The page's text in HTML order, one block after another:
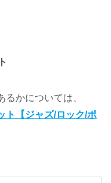
かについては、
ト【ジャズ/ロック/ポ